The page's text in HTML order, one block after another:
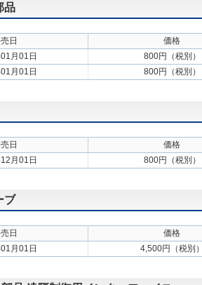
品
日
価格
月01日
800円（税別）
月01日 800円（税別）
日
価格
月01日 800円（税別）
ブ
日
価格
月01日 4,500円（税別）